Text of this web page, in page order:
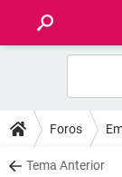
FOROS
SALUD
Foros
Tema Anterior